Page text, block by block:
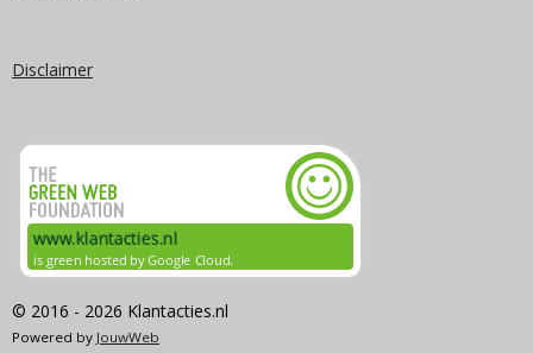
Disclaimer
© 2016 - 2026 Klantacties.nl
Powered by JouwWeb